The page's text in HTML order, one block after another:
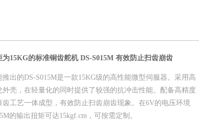
为15KG的标准铜齿舵机 DS-S015M 有效防止扫齿崩齿
推出的DS-S015M是一款15KG级的高性能微型伺服器。采用高
外壳，在轻量化的同时提供了较强的抗冲击性能。配备高精度
齿工艺一体成型，有效防止扫齿崩齿现象。在6V的电压环境
的输出扭矩可达15kgf.cm，可按需定制。